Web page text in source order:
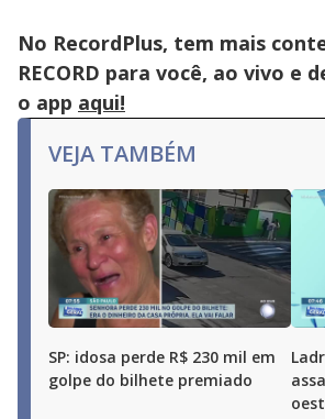
No RecordPlus, tem mais
RECORD para você, ao vivo e
o app aqui!
VEJA TAMBÉM
SP: idosa perde R$ 230 mil em
golpe do bilhete premiado